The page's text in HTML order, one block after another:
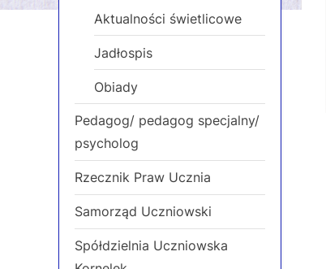
Aktualności świetlicowe
Jadłospis
Obiady
Pedagog/ pedagog specjalny/
psycholog
Rzecznik Praw Ucznia
Samorząd Uczniowski
Spółdzielnia Uczniowska